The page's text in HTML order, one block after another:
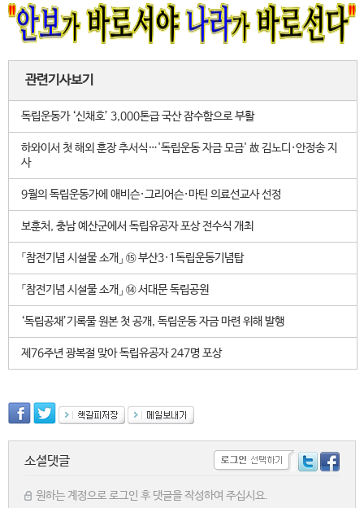
관련기사보기
독립운동가 ‘신채호’ 3,000톤급 국산 잠수함으로 부활
하와이서 첫 해외 훈장 추서식…'독립운동 자금 모금' 故 김노디·안정송 지
사
9월의 독립운동가에 애비슨·그리어슨·마틴 의료선교사 선정
보훈처, 충남 예산군에서 독립유공자 포상 전수식 개최
「참전기념 시설물 소개」 ⑮ 부산3·1독립운동기념탑
「참전기념 시설물 소개」 ⑭ 서대문 독립공원
‘독립공채’기록물 원본 첫 공개, 독립운동 자금 마련 위해 발행
제76주년 광복절 맞아 독립유공자 247명 포상
소셜댓글
원하는 계정으로 로그인 후 댓글을 작성하여 주십시요.